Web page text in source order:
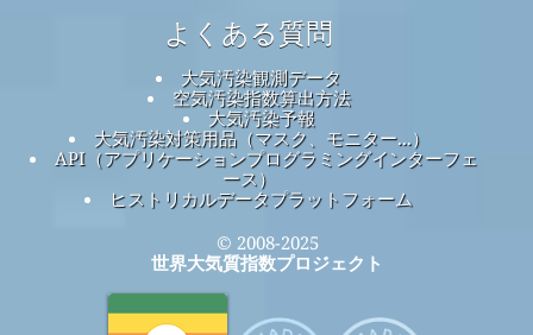
よくある質問
大気汚染観測データ
空気汚染指数算出方法
大気汚染予報
大気汚染対策用品（マスク、モニター...）
API（アプリケーションプログラミングインターフェ
ース）
ヒストリカルデータプラットフォーム
© 2008-2025
世界大気質指数プロジェクト